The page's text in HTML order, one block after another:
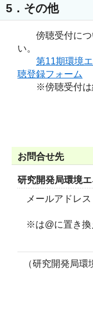
5．その他
傍聴受付につ
い。
第11期環境
聴登録フォーム
※傍聴受付は
お問合せ先
研究開発局環境
メールアドレ
※は@に置き換
（研究開発局環